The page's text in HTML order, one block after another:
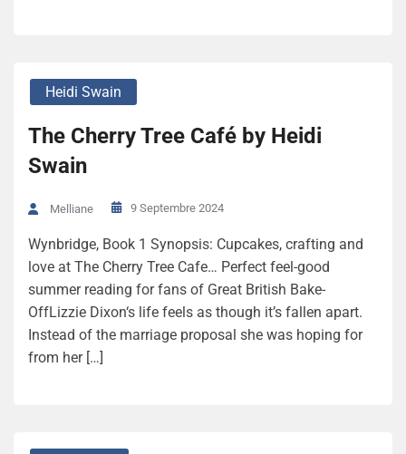
Heidi Swain
The Cherry Tree Café by Heidi
Swain
Melliane 9 Septembre 2024
Wynbridge, Book 1 Synopsis: Cupcakes, crafting and
love at The Cherry Tree Cafe… Perfect feel-good
summer reading for fans of Great British Bake-
OffLizzie Dixon‘s life feels as though it’s fallen apart.
Instead of the marriage proposal she was hoping for
from her […]